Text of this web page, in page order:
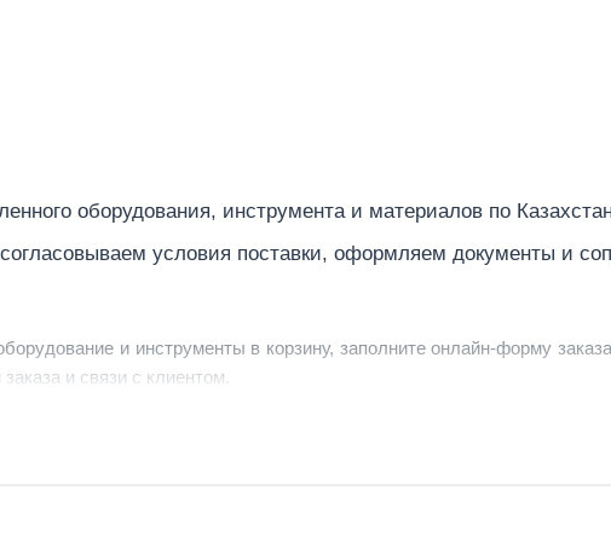
оборудования, инструмента и материалов по
условия поставки, оформляем документы и
и инструменты в корзину, заполните онлайн-форму
и связи с клиентом.
уточнить детали, рассчитать стоимость поставки и